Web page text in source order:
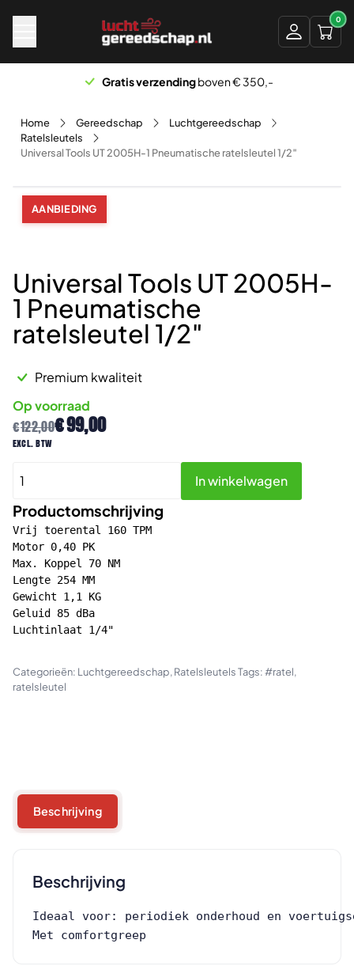
0
Gratis verzendingboven € 350,-
Home Gereedschap
Luchtgereedschap
Ratelsleutels
Universal Tools UT 2005H-1 Pneumatische ratelsleutel 1/2″
AANBIEDING
Universal Tools UT 2005H-
1 Pneumatische
ratelsleutel 1/2″
€122,00
Oorspronkelijke
prijs
€122,00.
€99,00
Huidige
prijs
€99,00.
excl. btw
Premium kwaliteit
Op voorraad
Productomschrijving
Vrij toerental 160 TPM
Motor 0,40 PK
Max. Koppel 70 NM
Lengte 254 MM
Gewicht 1,1 KG
Geluid 85 dBa
Luchtinlaat 1/4"
Tools
UT
2005H-
1
Pneumatische
ratelsleutel
1/2"
aantal
In winkelwagen
Categorieën: Luchtgereedschap, RatelsleutelsTags:#ratel,
ratelsleutel
Beschrijving
Beschrijving
Ideaal voor: periodiek onderhoud en
Met comfortgreep